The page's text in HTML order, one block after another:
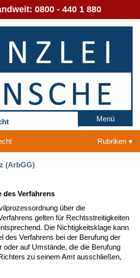
0800 - 440 1 880
Menü
Rubriken
(ArbGG)
des Verfahrens
über die
gelten für Rechtsstreitigkeiten
Die Nichtigkeitsklage kann
des Verfahrens bei der Berufung der
oder auf Umstände, die die Berufung
zu seinem Amt ausschließen,